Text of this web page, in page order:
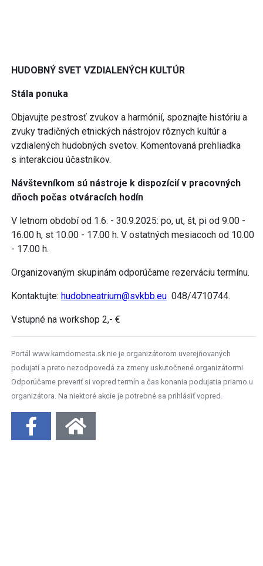
HUDOBNÝ SVET VZDIALENÝCH KULTÚR
Stála ponuka
Objavujte pestrosť zvukov a harmónií, spoznajte históriu a
zvuky tradičných etnických nástrojov rôznych kultúr a
vzdialených hudobných svetov. Komentovaná prehliadka
s interakciou účastníkov.
Návštevníkom sú nástroje k dispozícií v pracovných
dňoch počas otváracích hodín
V letnom období od 1.6. - 30.9.2025: po, ut, št, pi od 9.00 -
16.00 h, st 10.00 - 17.00 h. V ostatných mesiacoch od 10.00
- 17.00 h.
Organizovaným skupinám odporúčame rezerváciu termínu.
Kontaktujte: hudobneatrium@svkbb.eu 048/4710744.
Vstupné na workshop 2,- €
Portál www.kamdomesta.sk nie je organizátorom uverejňovaných
podujatí a preto nezodpovedá za zmeny uskutočnené organizátormi.
Odporúčame preveriť si vopred termín a čas konania podujatia priamo u
organizátora. Na niektoré akcie je potrebné sa prihlásiť vopred.